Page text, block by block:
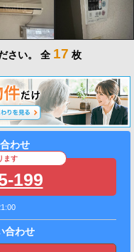
さい。 全 17 枚
わせ
ます
199
合わせ